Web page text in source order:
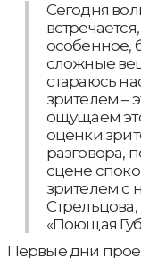
Сегодня
особенное,
сложные
стараюсь
зрителем –
ощущаем
оценки
разговора,
сцене
зрителем с
«Поющая
Первые дни